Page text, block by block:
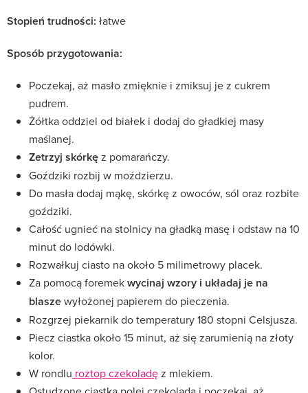
Stopień trudności: łatwe
Sposób przygotowania:
Poczekaj, aż masło zmięknie i zmiksuj je z cukrem
pudrem.
Żółtka oddziel od białek i dodaj do gładkiej masy
maślanej.
Zetrzyj skórkęz pomarańczy.
Goździki rozbij w moździerzu.
Do masła dodaj mąkę, skórkę z owoców, sól oraz rozbite
goździki.
Całość ugnieć na stolnicy na gładką masę i odstaw na 10
minut do lodówki.
Rozwałkuj ciasto na około 5 milimetrowy placek.
Za pomocą foremekwycinaj wzory i układaj je na
blaszewyłożonej papierem do pieczenia.
Rozgrzej piekarnik do temperatury 180 stopni Celsjusza.
Piecz ciastka około 15 minut, aż się zarumienią na złoty
kolor.
W rondlu roztop czekoladęz mlekiem.